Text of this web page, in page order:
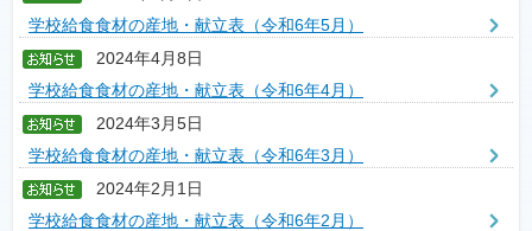
学校給食食材の産地・献立表（令和6年5月）
2024年4月8日
学校給食食材の産地・献立表（令和6年4月）
2024年3月5日
学校給食食材の産地・献立表（令和6年3月）
2024年2月1日
学校給食食材の産地・献立表（令和6年2月）